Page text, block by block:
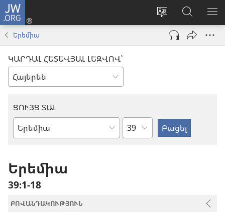
JW.ORG
Փոխել
կայքի
լեզուն
Մուտքագրվել
(բացվումՈրոնում
JW.ORG
կայքում
Երեմիա
ԿԱՐԴԱԼ ՀԵՏԵՎՅԱԼ ԼԵԶՎՈՎ՝
ՑՈՒՅՑ ՏԱԼ
Աստվածաշնչյան
Ըստ
գլուխների
Երեմիա
39։1-18
ԲՈՎԱՆԴԱԿՈՒԹՅՈՒՆ